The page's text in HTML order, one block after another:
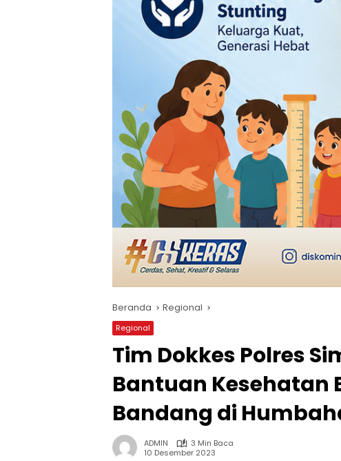
Beranda Regional
Regional
Tim Dokkes Polres
Bantuan Kesehatan
Bandang di
ADMIN
3 Min Baca
10 Desember 2023